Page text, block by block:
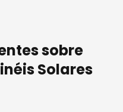
sobre
Solares